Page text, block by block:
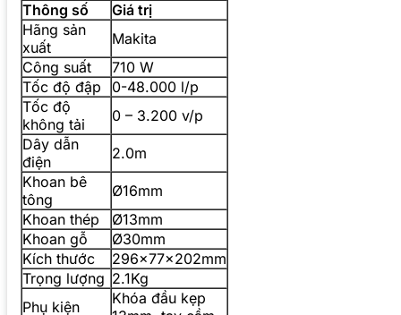
Thông số
Giá trị
Hãng sản
xuất
Makita
Công suất
710 W
Tốc độ đập
0-48.000 l/p
Tốc độ
không tải
0 – 3.200 v/p
Dây dẫn
điện
2.0m
Khoan bê
tông
Ø16mm
Khoan thép
Ø13mm
Khoan gỗ
Ø30mm
Kích thước
296x77x202mm
Trọng lượng 2.1Kg
Phụ kiện
Khóa đầu kẹp